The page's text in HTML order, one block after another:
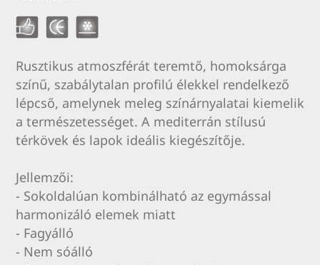
Rusztikus atmoszférát teremtő, homoksárga
színű, szabálytalan profilú élekkel rendelkező
lépcső, amelynek meleg színárnyalatai kiemelik
a természetességet. A mediterrán stílusú
térkövek és lapok ideális kiegészítője.
Jellemzői:
- Sokoldalúan kombinálható az egymással
harmonizáló elemek miatt
- Fagyálló
- Nem sóálló